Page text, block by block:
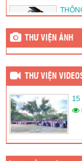
THỜI
THỜI
(12/08/
THƯ VIỆN ẢNH
THƯ VIỆN
15